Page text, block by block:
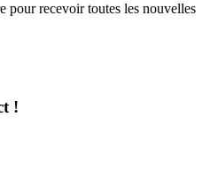
pour recevoir toutes les nouvelles
!